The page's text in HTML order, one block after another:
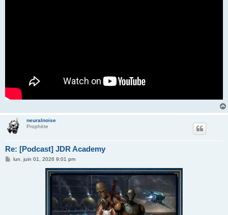
neuralnoise
Prophète
Re: [Podcast] JDR Academy
Mlun. juin 01, 2026 9:01 pm